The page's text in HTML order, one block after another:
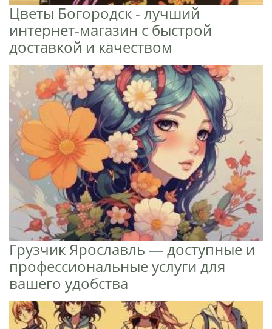
Цветы Богородск - лучший
интернет-магазин с быстрой
доставкой и качеством
Грузчик Ярославль — доступные и
профессиональные услуги для
вашего удобства